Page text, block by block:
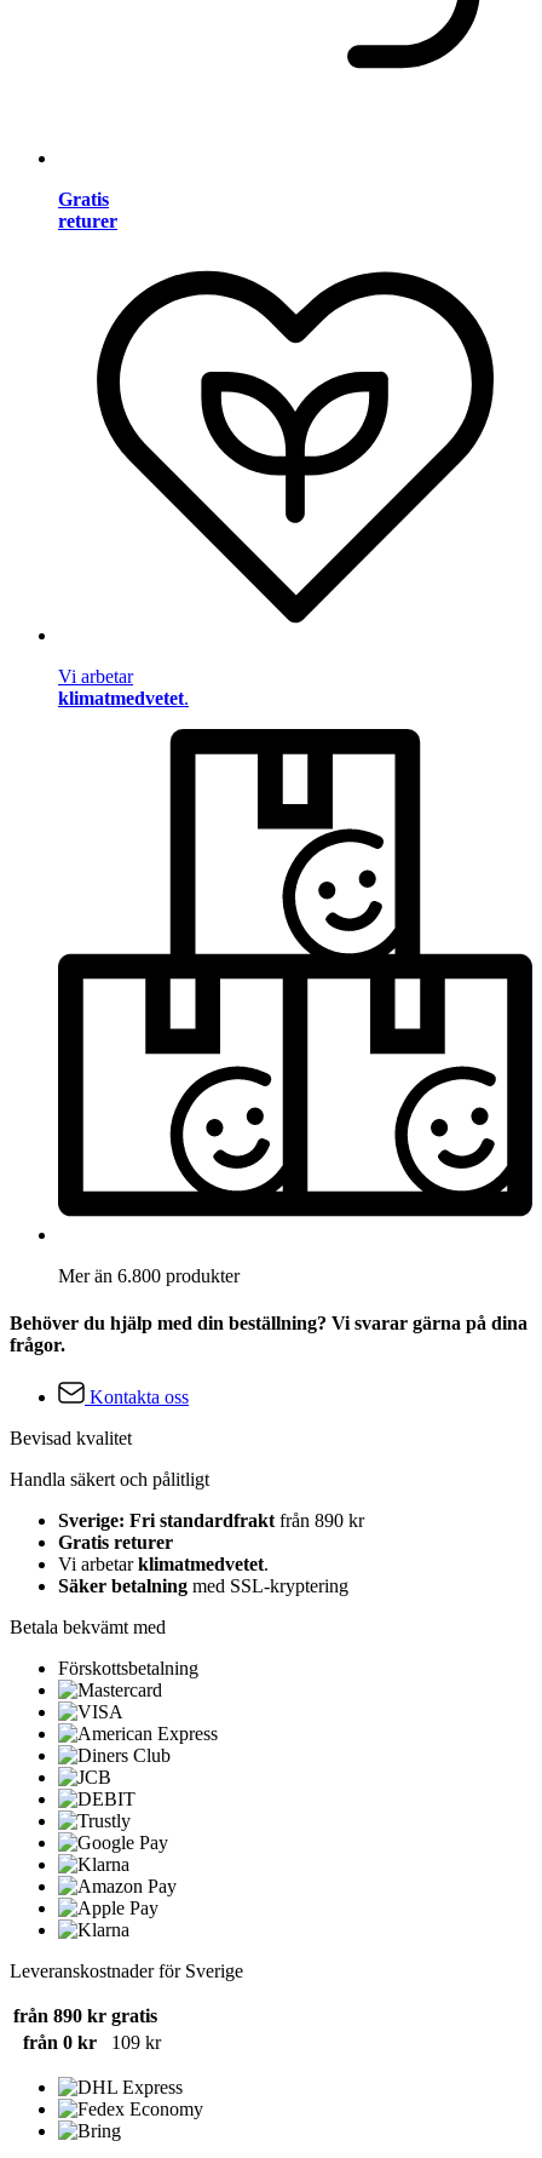
Gratis
returer
Vi arbetar
klimatmedvetet.
Mer än 6.800 produkter
Behöver du hjälp med din beställning? Vi svarar gärna på dina
frågor.
Kontakta oss
Bevisad kvalitet
Handla säkert och pålitligt
Sverige: Fri standardfrakt från 890 kr
Gratis returer
Vi arbetarklimatmedvetet.
Säker betalning med SSL-kryptering
Betala bekvämt med
Förskottsbetalning
Leveranskostnader för Sverige
från 890 kr gratis
från 0 kr
109 kr